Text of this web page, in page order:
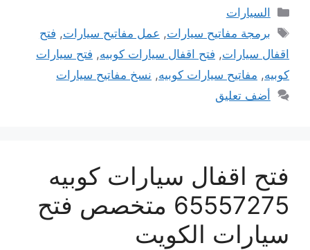
التصنيفات
السيارات
الوسوم
برمجة مفاتيح سيارات, عمل مفاتيح سيارات, فتح
اقفال سيارات, فتح اقفال سيارات كوبيه, فتح سيارات
كوبيه, مفاتيح سيارات كوبيه, نسخ مفاتيح سيارات
أضف تعليق
فتح اقفال سيارات كوبيه
65557275 متخصص فتح
سيارات الكويت